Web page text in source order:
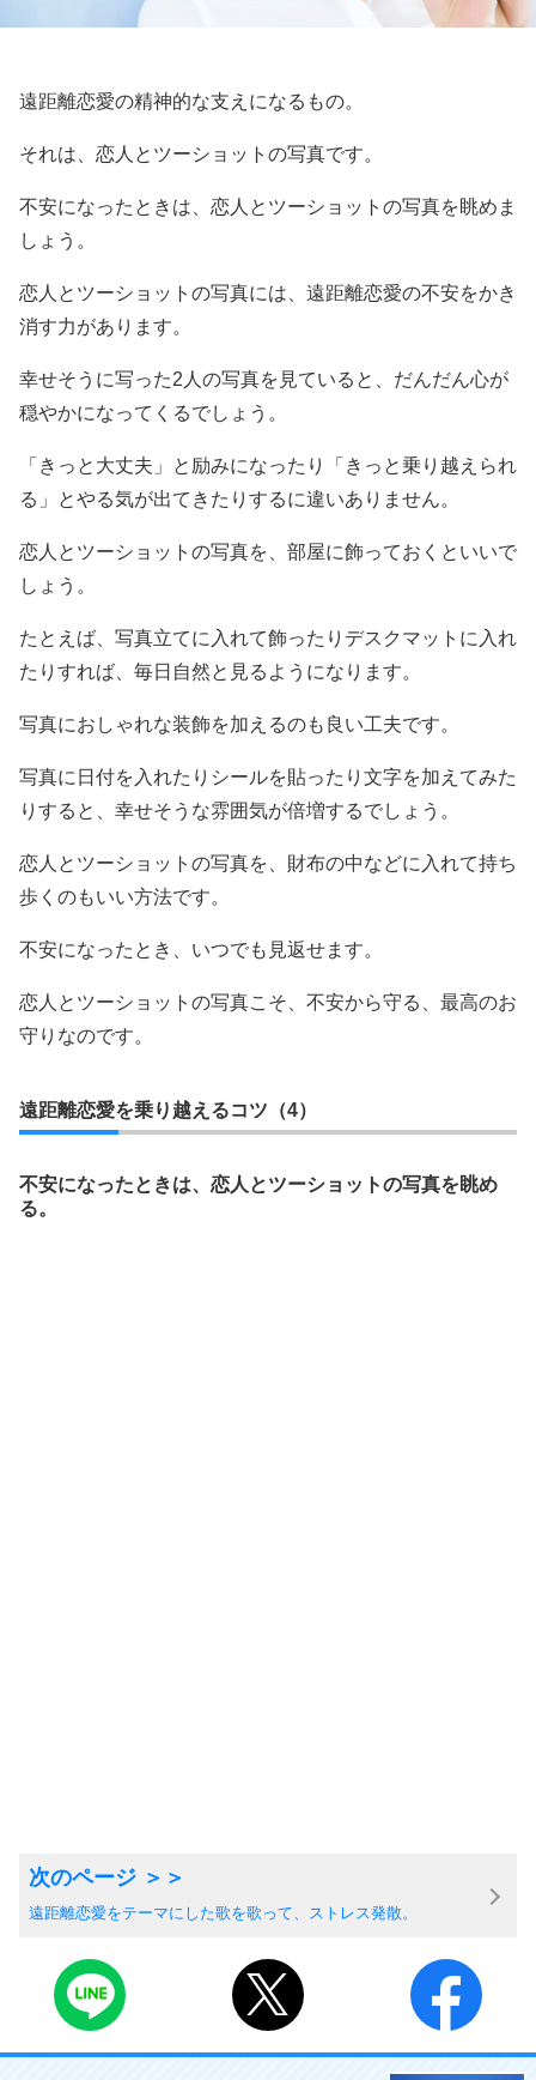
遠距離恋愛の精神的な支えになるもの。
それは、恋人とツーショットの写真です。
不安になったときは、恋人とツーショットの写真を眺めま
しょう。
恋人とツーショットの写真には、遠距離恋愛の不安をかき
消す力があります。
幸せそうに写った2人の写真を見ていると、だんだん心が
穏やかになってくるでしょう。
「きっと大丈夫」と励みになったり「きっと乗り越えられ
る」とやる気が出てきたりするに違いありません。
恋人とツーショットの写真を、部屋に飾っておくといいで
しょう。
たとえば、写真立てに入れて飾ったりデスクマットに入れ
たりすれば、毎日自然と見るようになります。
写真におしゃれな装飾を加えるのも良い工夫です。
写真に日付を入れたりシールを貼ったり文字を加えてみた
りすると、幸せそうな雰囲気が倍増するでしょう。
恋人とツーショットの写真を、財布の中などに入れて持ち
歩くのもいい方法です。
不安になったとき、いつでも見返せます。
恋人とツーショットの写真こそ、不安から守る、最高のお
守りなのです。
遠距離恋愛を乗り越えるコツ（4）
不安になったときは、恋人とツーショットの写真を眺め
る。
遠距離恋愛をテーマにした歌を歌って、ストレス発散。